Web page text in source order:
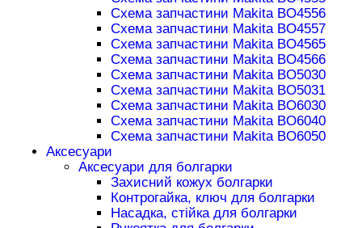
Схема запчастини Makita BO4556
Схема запчастини Makita BO4557
Схема запчастини Makita BO4565
Схема запчастини Makita BO4566
Схема запчастини Makita BO5030
Схема запчастини Makita BO5031
Схема запчастини Makita BO6030
Схема запчастини Makita BO6040
Схема запчастини Makita BO6050
Аксесуари
Аксесуари для болгарки
Захисний кожух болгарки
Контрогайка, ключ для болгарки
Насадка, стійка для болгарки